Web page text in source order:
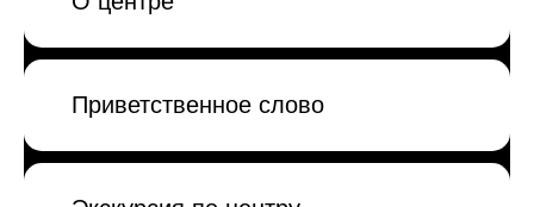
Приветственное слово